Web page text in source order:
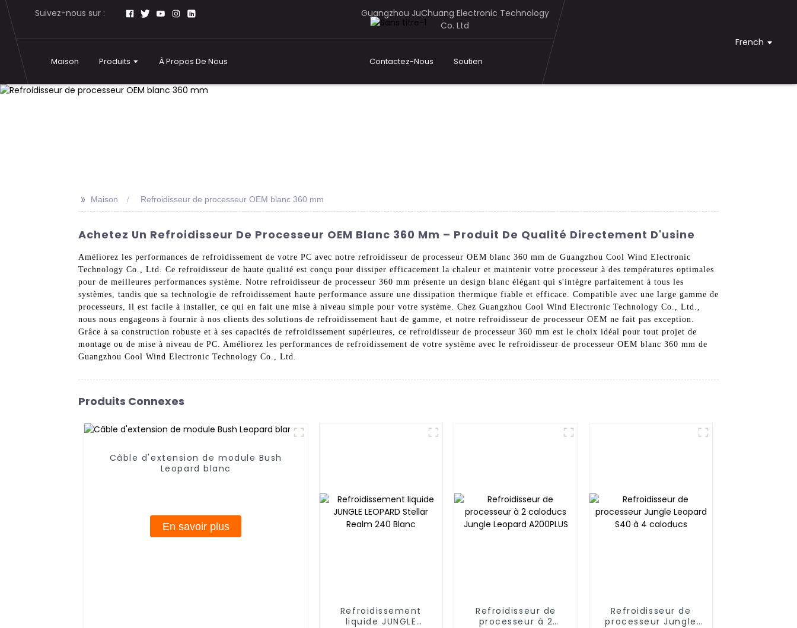
Suivez-nous sur :
Guangzhou JuChuang Electronic Technology
Co. Ltd
Maison Produits À Propos De Nous Contactez-Nous Soutien
French
>> Maison Refroidisseur de processeur OEM blanc 360 mm
Achetez Un Refroidisseur De Processeur OEM Blanc 360 Mm – Produit De Qualité Directement D'usine
Améliorez les performances de refroidissement de votre PC avec notre refroidisseur de processeur OEM blanc 360 mm de Guangzhou Cool Wind Electronic
Technology Co., Ltd. Ce refroidisseur de haute qualité est conçu pour dissiper efficacement la chaleur et maintenir votre processeur à des températures optimales
pour de meilleures performances système. Notre refroidisseur de processeur 360 mm présente un design blanc élégant qui s'intègre parfaitement à tous les
systèmes, tandis que sa technologie de refroidissement haute performance assure une dissipation thermique fiable et efficace. Compatible avec une large gamme de
processeurs, il est facile à installer, ce qui en fait une mise à niveau simple pour votre système. Chez Guangzhou Cool Wind Electronic Technology Co., Ltd.,
nous nous engageons à fournir à nos clients des solutions de refroidissement haut de gamme, et notre refroidisseur de processeur OEM ne fait pas exception.
Grâce à sa construction robuste et à ses capacités de refroidissement supérieures, ce refroidisseur de processeur 360 mm est le choix idéal pour tout projet de
montage ou de mise à niveau de PC. Améliorez les performances de refroidissement de votre système avec le refroidisseur de processeur OEM blanc 360 mm de
Guangzhou Cool Wind Electronic Technology Co., Ltd.
Produits Connexes
Câble d'extension de module Bush
Leopard blanc
En savoir plus
Refroidissement
liquide JUNGLE
Refroidisseur de
processeur à 2
Refroidisseur de
processeur Jungle